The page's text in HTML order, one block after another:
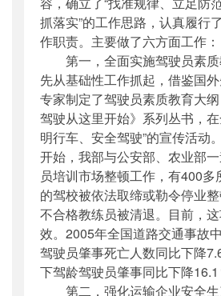
抓落实”的工作思路，认真履行
作职责。主要做了六方面工作：
第一，全面实施驾驶员素质
先从基础性工作抓起，借鉴国
专家制定了驾驶员素质教育大
驾驶从这里开始》系列丛书，
明行车、安全驾驶”的宣传活动
开始，我部与公安部、农业部
员培训市场整顿工作，有400
的驾校被依法取缔或勒令停业
不合格教练员被清退。目前，
效。2005年全国道路交通事故
驾驶员肇事死亡人数同比下降
下驾龄驾驶员肇事同比下降16.1
第二，强化运输企业安全生